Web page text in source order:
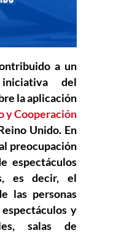
nueva ventana
a un
del
en nueva ventana
la aplicación
y Cooperación
Unido. En
preocupación
espectáculos
es decir, el
las personas
y
salas de